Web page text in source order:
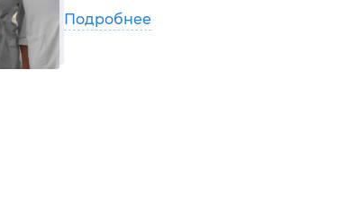
Подробнее